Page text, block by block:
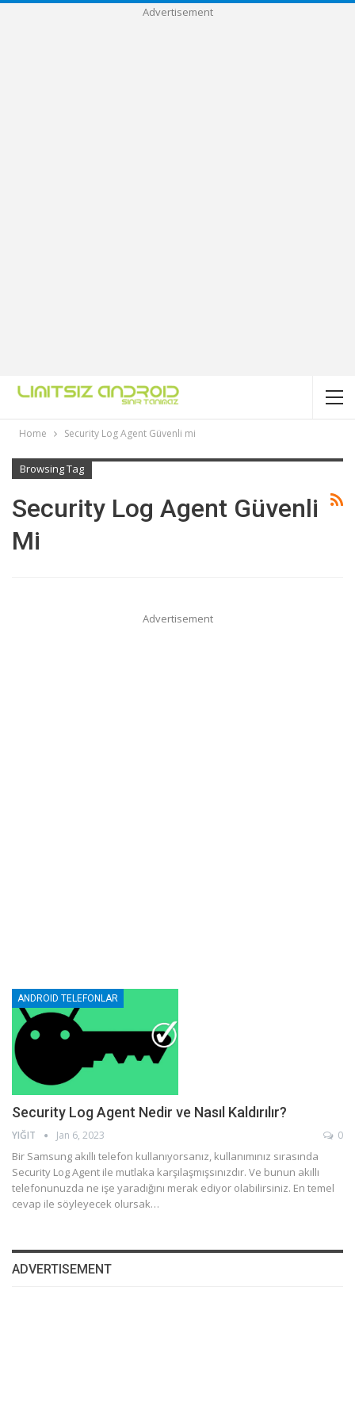
Advertisement
Home Security Log Agent Güvenli mi
Browsing Tag
Security Log Agent Güvenli
Mi
Advertisement
ANDROID TELEFONLAR
Security Log Agent Nedir ve Nasıl Kaldırılır?
YIĞIT Jan 6, 2023 0
Bir Samsung akıllı telefon kullanıyorsanız, kullanımınız sırasında
Security Log Agent ile mutlaka karşılaşmışsınızdır. Ve bunun akıllı
telefonunuzda ne işe yaradığını merak ediyor olabilirsiniz. En temel
cevap ile söyleyecek olursak…
ADVERTISEMENT